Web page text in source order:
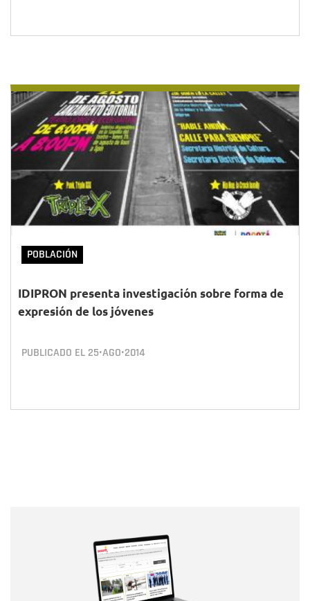
POBLACIÓN
IDIPRON presenta investigación sobre forma de
expresión de los jóvenes
PUBLICADO EL 25•AGO•2014
Correo electrónico